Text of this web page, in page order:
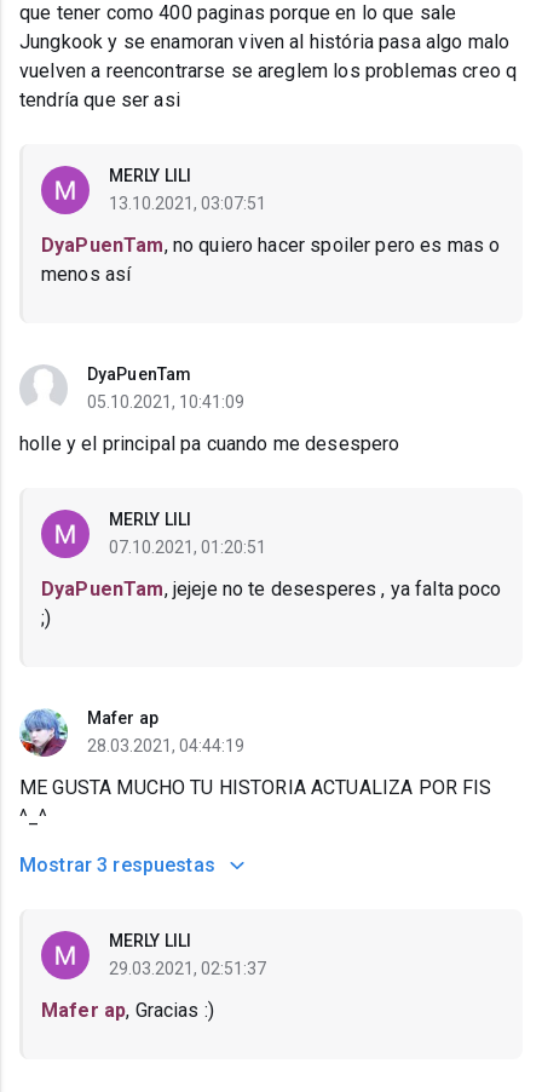
que tener como 400 paginas porque en lo que sale
Jungkook y se enamoran viven al história pasa algo malo
vuelven a reencontrarse se areglem los problemas creo q
tendría que ser asi
MERLY LILI
13.10.2021, 03:07:51
DyaPuenTam, no quiero hacer spoiler pero es mas o
menos así
DyaPuenTam
05.10.2021, 10:41:09
holle y el principal pa cuando me desespero
MERLY LILI
07.10.2021, 01:20:51
DyaPuenTam, jejeje no te desesperes , ya falta poco
;)
Mafer ap
28.03.2021, 04:44:19
ME GUSTA MUCHO TU HISTORIA ACTUALIZA POR FIS
^_^
Mostrar 3 respuestas
MERLY LILI
29.03.2021, 02:51:37
Mafer ap, Gracias :)